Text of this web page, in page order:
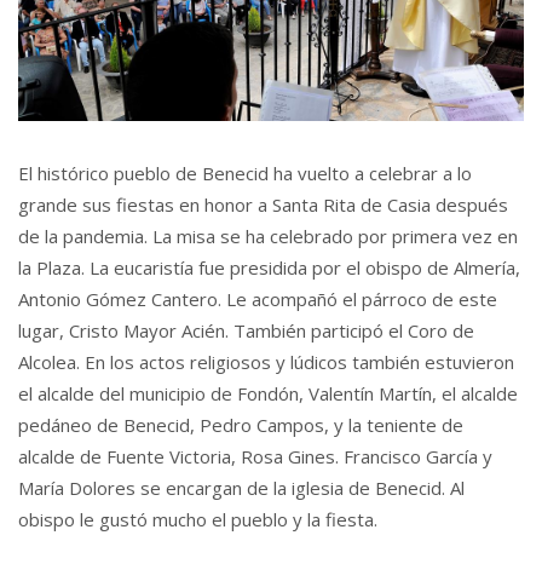
El histórico pueblo de Benecid ha vuelto a celebrar a lo
grande sus fiestas en honor a Santa Rita de Casia después
de la pandemia. La misa se ha celebrado por primera vez en
la Plaza. La eucaristía fue presidida por el obispo de Almería,
Antonio Gómez Cantero. Le acompañó el párroco de este
lugar, Cristo Mayor Acién. También participó el Coro de
Alcolea. En los actos religiosos y lúdicos también estuvieron
el alcalde del municipio de Fondón, Valentín Martín, el alcalde
pedáneo de Benecid, Pedro Campos, y la teniente de
alcalde de Fuente Victoria, Rosa Gines. Francisco García y
María Dolores se encargan de la iglesia de Benecid. Al
obispo le gustó mucho el pueblo y la fiesta.